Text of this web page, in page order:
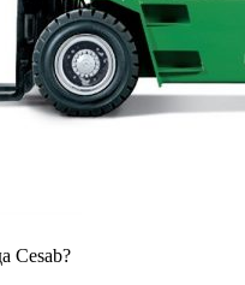
Cesab?